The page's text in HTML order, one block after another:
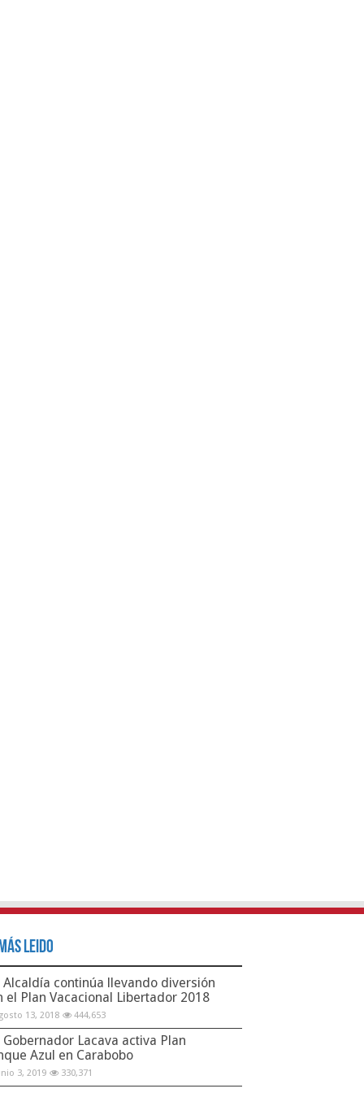
Leido
Alcaldía continúa llevando diversión
el Plan Vacacional Libertador 2018
13, 2018 444,653
Gobernador Lacava activa Plan
Azul en Carabobo
3, 2019 330,371